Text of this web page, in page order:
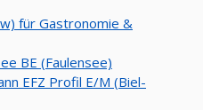
für Gastronomie &
BE (Faulensee)
EFZ Profil E/M (Biel-